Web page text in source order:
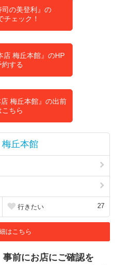
の美登利』の
チェック！
店 梅丘本館』のHP
する
店 梅丘本館』の出前
ちら
丘本館
行きたい 27
はこちら
前にお店にご確認を